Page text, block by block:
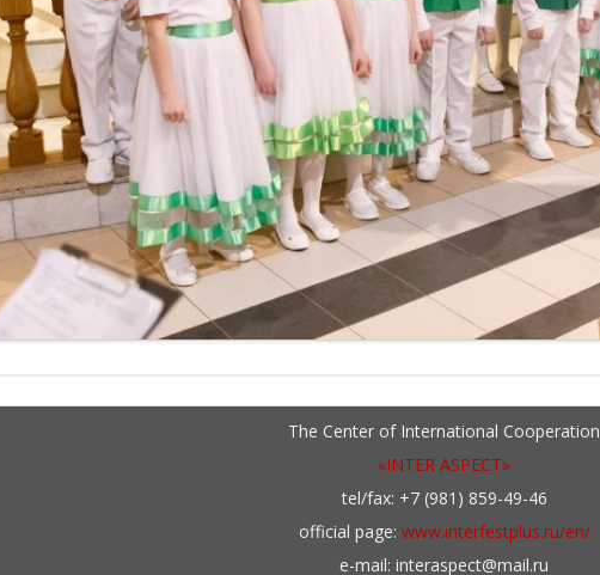
The Center of International Cooperation
«INTER ASPECT»
tel/fax: +7 (981) 859-49-46
official page: www.interfestplus.ru/en/
e-mail: interaspect@mail.ru